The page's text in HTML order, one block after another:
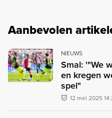
Aanbevolen
NIEUWS
Smal: '"We
en kregen
spel"
12 mei 2025